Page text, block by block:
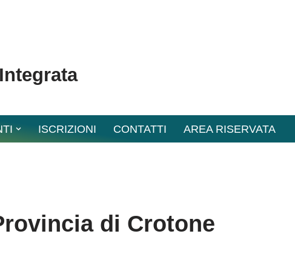
ISCRIZIONI CONTATTI AREA RISERVATA
di Crotone